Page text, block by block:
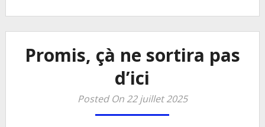
Promis, çà ne sortira pas
d’ici
Posted On 22 juillet 2025